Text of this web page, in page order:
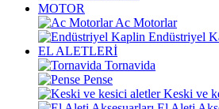
MOTOR
Ac Motorlar
Endüstriyel
EL ALETLERİ
Tornavida
Pense
Keski ve